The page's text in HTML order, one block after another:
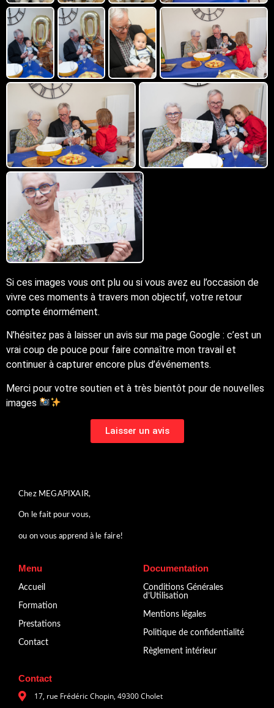
Si ces images vous ont plu ou si vous avez eu l’occasion de
vivre ces moments à travers mon objectif, votre retour
compte énormément.
N’hésitez pas à laisser un avis sur ma page Google : c’est un
vrai coup de pouce pour faire connaître mon travail et
continuer à capturer encore plus d’événements.
Merci pour votre soutien et à très bientôt pour de nouvelles
images
Laisser un avis
Chez MEGAPIXAIR,
On le fait pour vous,
ou on vous apprend à le faire!
Menu
Accueil
Formation
Prestations
Contact
Documentation
Conditions Générales
d’Utilisation
Mentions légales
Politique de confidentialité
Règlement intérieur
Contact
17, rue Frédéric Chopin, 49300 Cholet